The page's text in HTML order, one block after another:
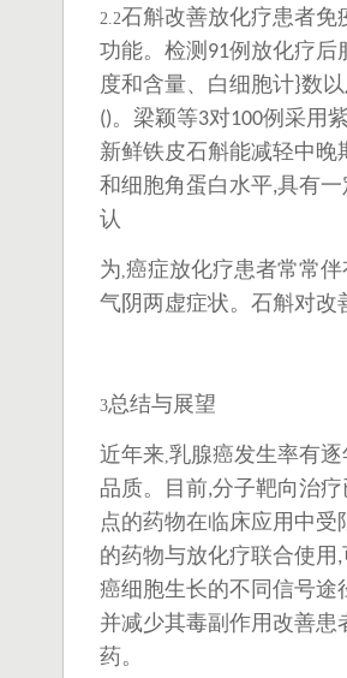
2.2石斛改善放化疗患者免
功能。检测 91例放化疗后
度和含量、白细胞计}数
()。梁颖等3对100例采用
新鲜铁皮石斛能减轻中
和细胞角蛋白水平,具有一
认
为,癌症放化疗患者常常
气阴两虚症状。石斛对改
3总结与展望
近年来,乳腺癌发生率有
品质。目前,分子靶向治
点的药物在临床应用中受
的药物与放化疗联合使用 ,
癌细胞生长的不同信号途
并减少其毒副作用改善患
药。